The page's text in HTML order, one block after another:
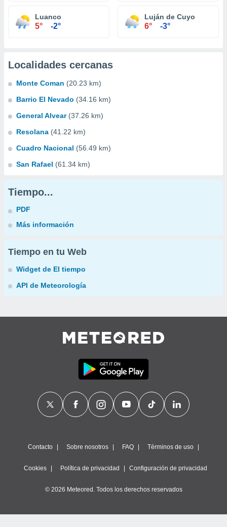
Luanco
5° -2°
Luján de Cuyo
6° -3°
Localidades cercanas
Monte Coman (20.23 km)
Barrio El Nevado (34.16 km)
General Alvear (37.26 km)
Resolana (41.22 km)
Cuadro Nacional (56.49 km)
San Rafael (61.34 km)
Tiempo...
PDF
Más información
Tiempo en tu Web
Widget de El tiempo
API de Meteorología
Contacto Sobre nosotros FAQ Términos de uso
Cookies Política de privacidad Configuración de privacidad
© 2026 Meteored. Todos los derechos reservados